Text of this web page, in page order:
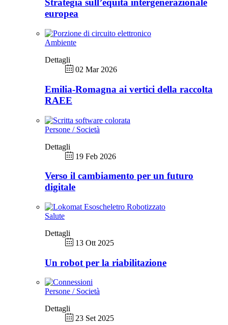
Strategia sull’equità intergenerazionale
europea
Ambiente
Dettagli
02 Mar 2026
Emilia-Romagna ai vertici della raccolta
RAEE
Persone / Società
Dettagli
19 Feb 2026
Verso il cambiamento per un futuro
digitale
Salute
Dettagli
13 Ott 2025
Un robot per la riabilitazione
Persone / Società
Dettagli
23 Set 2025